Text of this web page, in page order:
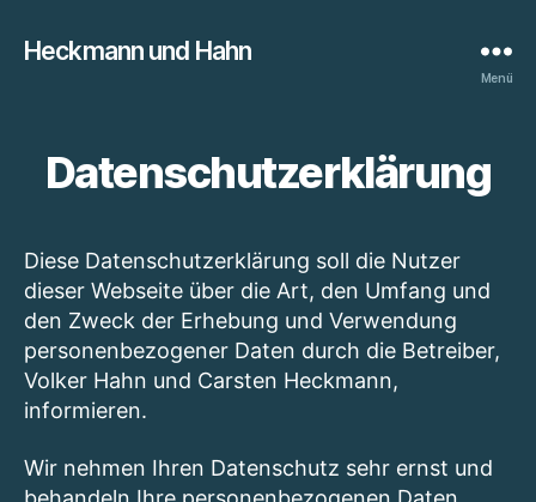
Heckmann und Hahn
Menü
Datenschutzerklärung
Diese Datenschutzerklärung soll die Nutzer
dieser Webseite über die Art, den Umfang und
den Zweck der Erhebung und Verwendung
personenbezogener Daten durch die Betreiber,
Volker Hahn und Carsten Heckmann,
informieren.
Wir nehmen Ihren Datenschutz sehr ernst und